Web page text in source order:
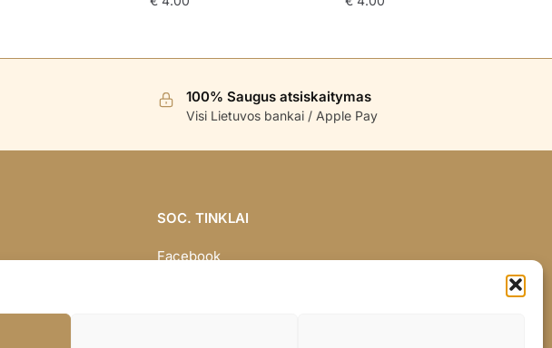
100% Saugus atsiskaitymas
Visi Lietuvos bankai / Apple Pay
SOC. TINKLAI
Facebook